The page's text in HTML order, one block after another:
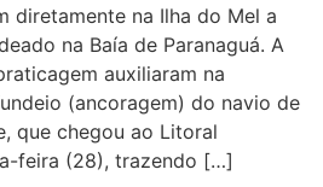
diretamente na Ilha do Mel a
na Baía de Paranaguá. A
auxiliaram na
(ancoragem) do navio de
que chegou ao Litoral
feira (28), trazendo […]